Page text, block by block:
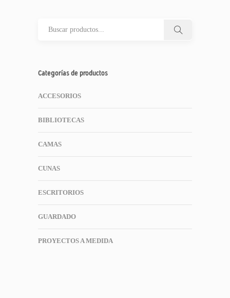
Categorías de productos
ACCESORIOS
BIBLIOTECAS
CAMAS
CUNAS
ESCRITORIOS
GUARDADO
PROYECTOS A MEDIDA